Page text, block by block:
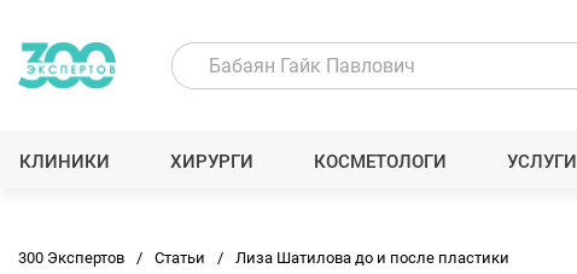
КЛИНИКИ ХИРУРГИ КОСМЕТОЛОГИ УСЛУГИ
300 Экспертов Статьи Лиза Шатилова до и после пластики